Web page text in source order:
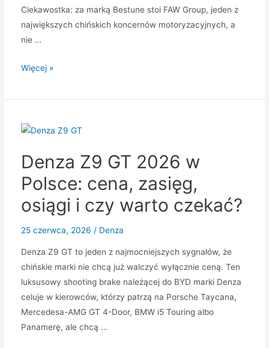
Ciekawostka: za marką Bestune stoi FAW Group, jeden z
największych chińskich koncernów motoryzacyjnych, a
nie …
Bestune
–
opinie,
techniczne
czy
warto
w
2026
roku?
Więcej »
Denza Z9 GT 2026 w
Polsce: cena, zasięg,
osiągi i czy warto czekać?
25 czerwca, 2026 / Denza
Denza Z9 GT to jeden z najmocniejszych sygnałów, że
chińskie marki nie chcą już walczyć wyłącznie ceną. Ten
luksusowy shooting brake należącej do BYD marki Denza
celuje w kierowców, którzy patrzą na Porsche Taycana,
Mercedesa-AMG GT 4-Door, BMW i5 Touring albo
Panamerę, ale chcą …